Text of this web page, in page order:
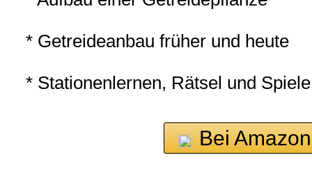
* Getreideanbau früher und heute
* Stationenlernen, Rätsel und
Bei